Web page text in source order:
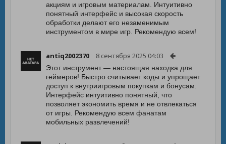
акциям и игровым материалам. Интуитивно
понятный интерфейс и высокая скорость
обработки делают его незаменимым
инструментом в мире игр. Рекомендую всем!
antiq2002370 8 сентября 2025 04:03
Этот инструмент — настоящая находка для
геймеров! Быстро считывает коды и упрощает
доступ к внутриигровым покупкам и бонусам.
Интерфейс интуитивно понятный, что
позволяет экономить время и не отвлекаться
от игры. Рекомендую всем фанатам
мобильных развлечений!